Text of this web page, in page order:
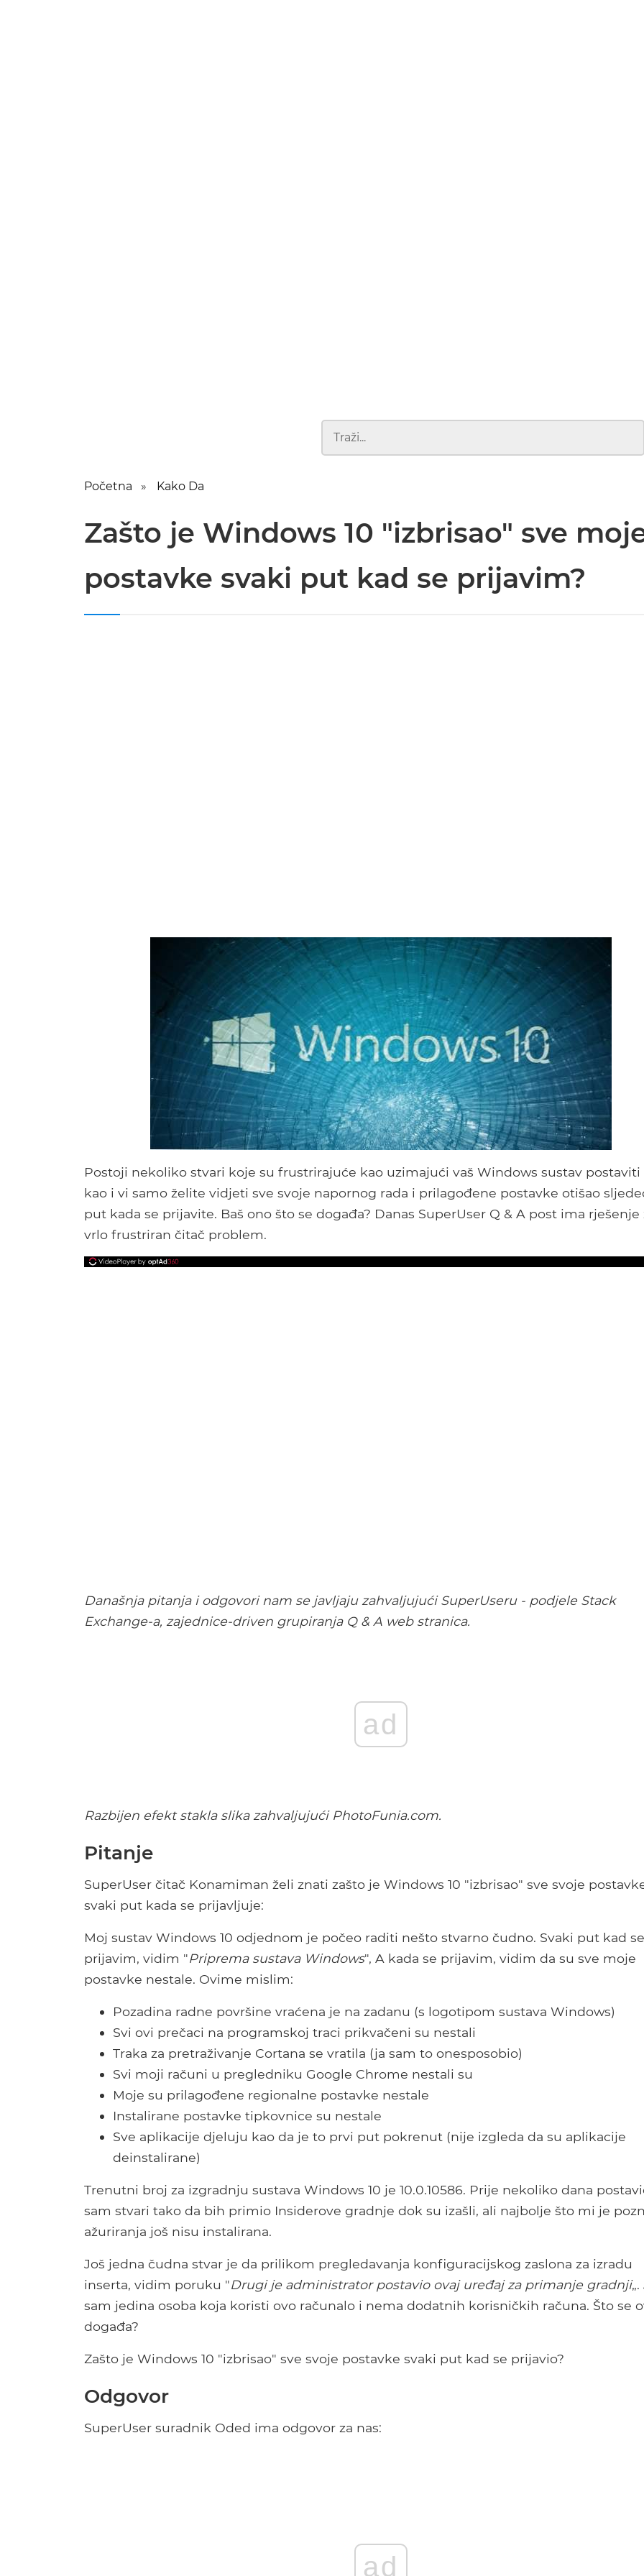
Početna Kako Da
Zašto je Windows 10 "izbrisao" sve
postavke svaki put kad se prijavim?
Postoji nekoliko stvari koje su frustrirajuće kao uzimajući vaš Windows sustav postaviti
kao i vi samo želite vidjeti sve svoje napornog rada i prilagođene postavke otišao
put kada se prijavite. Baš ono što se događa? Danas SuperUser Q & A post ima rješenje
vrlo frustriran čitač problem.
Današnja pitanja i odgovori nam se javljaju zahvaljujući SuperUseru - podjele Stack
Exchange-a, zajednice-driven grupiranja Q & A web stranica.
ad
Razbijen efekt stakla slika zahvaljujući PhotoFunia.com.
Pitanje
SuperUser čitač Konamiman želi znati zašto je Windows 10 "izbrisao" sve svoje
svaki put kada se prijavljuje:
Moj sustav Windows 10 odjednom je počeo raditi nešto stvarno čudno. Svaki put kad se
prijavim, vidim "Priprema sustava Windows", A kada se prijavim, vidim da su sve moje
postavke nestale. Ovime mislim:
Pozadina radne površine vraćena je na zadanu (s logotipom sustava Windows)
Svi ovi prečaci na programskoj traci prikvačeni su nestali
Traka za pretraživanje Cortana se vratila (ja sam to onesposobio)
Svi moji računi u pregledniku Google Chrome nestali su
Moje su prilagođene regionalne postavke nestale
Instalirane postavke tipkovnice su nestale
Sve aplikacije djeluju kao da je to prvi put pokrenut (nije izgleda da su aplikacije
deinstalirane)
Trenutni broj za izgradnju sustava Windows 10 je 10.0.10586. Prije nekoliko dana
sam stvari tako da bih primio Insiderove gradnje dok su izašli, ali najbolje što mi je
ažuriranja još nisu instalirana.
Još jedna čudna stvar je da prilikom pregledavanja konfiguracijskog zaslona za izradu
inserta, vidim poruku "Drugi je administrator postavio ovaj uređaj za primanje gradnji
sam jedina osoba koja koristi ovo računalo i nema dodatnih korisničkih računa. Što se
događa?
Zašto je Windows 10 "izbrisao" sve svoje postavke svaki put kad se prijavio?
Odgovor
SuperUser suradnik Oded ima odgovor za nas:
ad